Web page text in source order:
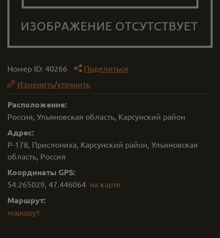
Номер ID: 40266
Поделиться
Изменить/уточнить
Расположение:
Россия, Ульяновская область, Карсунский район
Адрес:
Р-178, Прислониха, Карсунский район, Ульяновская
область, Россия
Координаты GPS:
54.265029, 47.446064 на карте
Маршрут:
маршрут